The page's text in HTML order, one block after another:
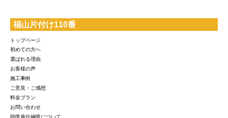
福山片付け110番
トップページ
初めての方へ
選ばれる理由
お客様の声
施工事例
ご意見・ご感想
料金プラン
お問い合わせ
賠償責任補償について